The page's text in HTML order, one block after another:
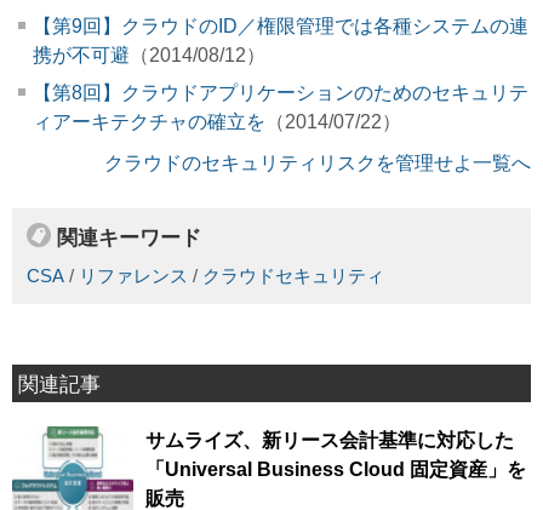
【第9回】クラウドのID／権限管理では各種システムの連
携が不可避 （2014/08/12）
【第8回】クラウドアプリケーションのためのセキュリテ
ィアーキテクチャの確立を （2014/07/22）
クラウドのセキュリティリスクを管理せよ一覧へ
関連キーワード
CSA / リファレンス / クラウドセキュリティ
関連記事
サムライズ、新リース会計基準に対応した
「Universal Business Cloud 固定資産」を
販売